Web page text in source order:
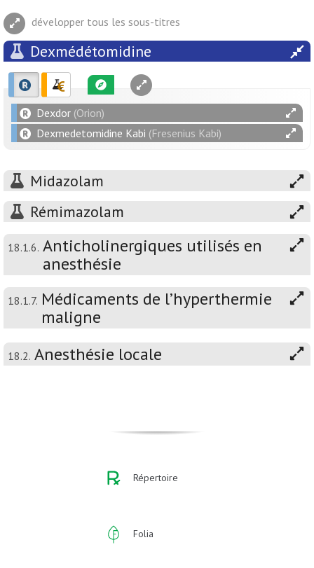
développer tous les sous-titres
Dexmédétomidine
Dexdor (Orion)
Dexmedetomidine Kabi (Fresenius Kabi)
Midazolam
Rémimazolam
18.1.6. Anticholinergiques utilisés en
anesthésie
18.1.7. Médicaments de l’hyperthermie
maligne
18.2. Anesthésie locale
Répertoire
Folia